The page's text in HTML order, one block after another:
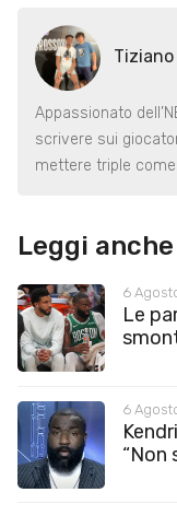
Appassionato
scrivere sui
mettere triple come
Leggi anche
6
Le
6
“Non